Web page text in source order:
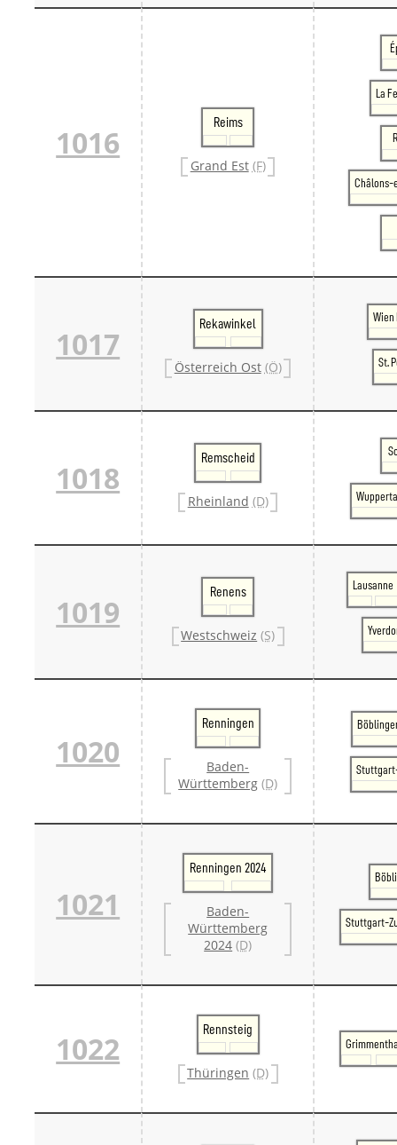
1016
Reims
Grand Est (F)
La
Châlons-
1017
Rekawinkel
Österreich Ost (Ö) St.
1018
Remscheid
Rheinland (D)
1019
Renens
Westschweiz (S)
Lausanne
1020
Renningen
Baden-
Württemberg (D)
1021
Renningen 2024
Baden-
Württemberg
2024 (D)
Stuttgart-
1022
Rennsteig
Thüringen (D)